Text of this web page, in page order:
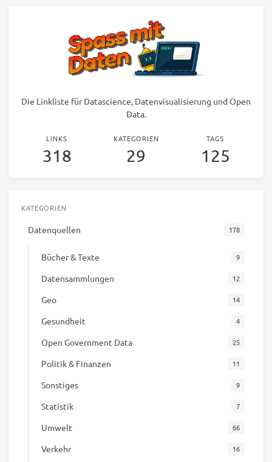
Die Linkliste für Datascience, Datenvisualisierung und Open
Data.
LINKS
318
KATEGORIEN
29
TAGS
125
KATEGORIEN
Datenquellen 178
Bücher & Texte 9
Datensammlungen 12
Geo 14
Gesundheit 4
Open Government Data 25
Politik & Finanzen 11
Sonstiges 9
Statistik 7
Umwelt 66
Verkehr 16